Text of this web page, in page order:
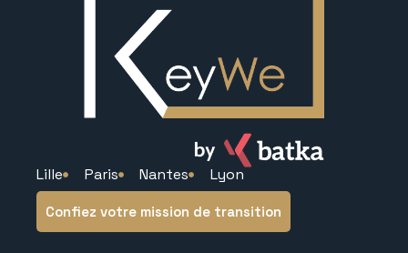
Lille Paris Nantes Lyon
Confiez votre mission de transition